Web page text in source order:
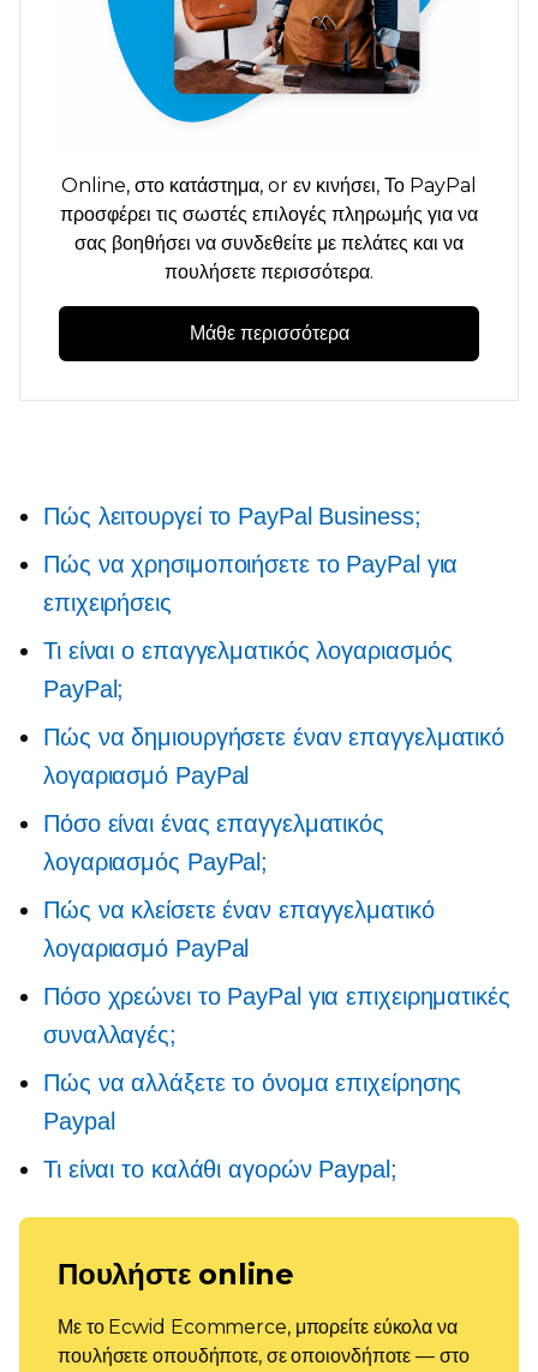
Online, στο κατάστημα, or εν κινήσει, Το PayPal
προσφέρει τις σωστές επιλογές πληρωμής για να
σας βοηθήσει να συνδεθείτε με πελάτες και να
πουλήσετε περισσότερα.
Μάθε περισσότερα
Πώς λειτουργεί το PayPal Business;
Πώς να χρησιμοποιήσετε το PayPal για
επιχειρήσεις
Τι είναι ο επαγγελματικός λογαριασμός
PayPal;
Πώς να δημιουργήσετε έναν επαγγελματικό
λογαριασμό PayPal
Πόσο είναι ένας επαγγελματικός
λογαριασμός PayPal;
Πώς να κλείσετε έναν επαγγελματικό
λογαριασμό PayPal
Πόσο χρεώνει το PayPal για επιχειρηματικές
συναλλαγές;
Πώς να αλλάξετε το όνομα επιχείρησης
Paypal
Τι είναι το καλάθι αγορών Paypal;
Πουλήστε online
Με το Ecwid Ecommerce, μπορείτε εύκολα να
πουλήσετε οπουδήποτε, σε οποιονδήποτε — στο